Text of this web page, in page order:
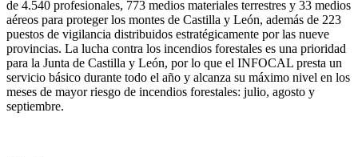
de 4.540 profesionales, 773 medios materiales terrestres y 33 medios
aéreos para proteger los montes de Castilla y León, además de 223
puestos de vigilancia distribuidos estratégicamente por las nueve
provincias. La lucha contra los incendios forestales es una prioridad
para la Junta de Castilla y León, por lo que el INFOCAL presta un
servicio básico durante todo el año y alcanza su máximo nivel en los
meses de mayor riesgo de incendios forestales: julio, agosto y
septiembre.